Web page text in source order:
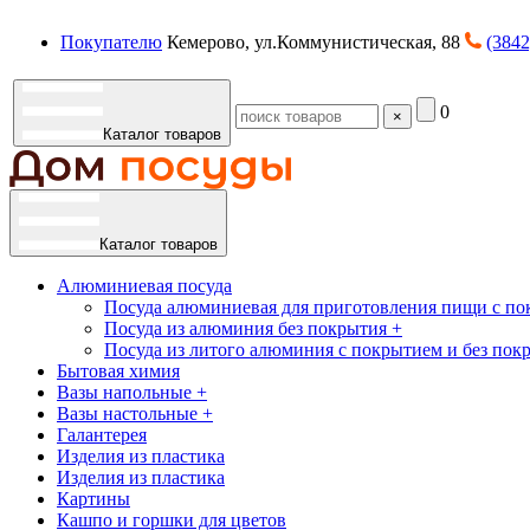
Покупателю Кемерово, ул.Коммунистическая, 88
Каталог товаров
× 0
Каталог товаров
Алюминиевая посуда
Посуда алюминиевая для приготовления пищи с
Посуда из алюминия без покрытия +
Посуда из литого алюминия с покрытием и без
Бытовая химия
Вазы напольные +
Вазы настольные +
Галантерея
Изделия из пластика
Изделия из пластика
Картины
Кашпо и горшки для цветов